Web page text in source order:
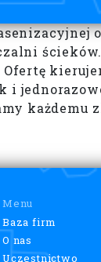
i
każdemu
Menu
Baza firm
O nas
Uczestnictwo